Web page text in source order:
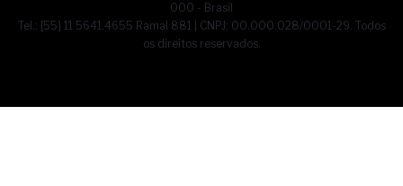
000 - Brasil
Tel.: [55] 11 5641.4655 Ramal 881 | CNPJ: 00.000.028/0001-29. Todos
os direitos reservados.